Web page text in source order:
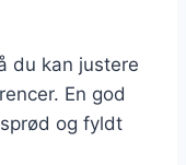
du kan justere
En god
og fyldt